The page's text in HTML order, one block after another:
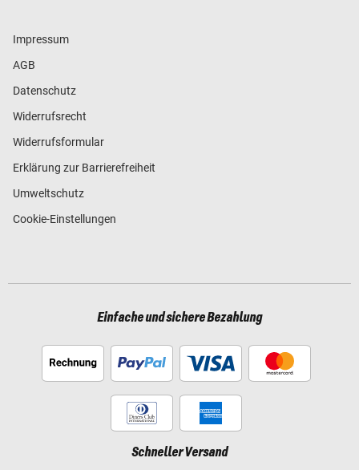
Impressum
AGB
Datenschutz
Widerrufsrecht
Widerrufsformular
Erklärung zur Barrierefreiheit
Umweltschutz
Cookie-Einstellungen
Einfache und sichere Bezahlung
Schneller Versand